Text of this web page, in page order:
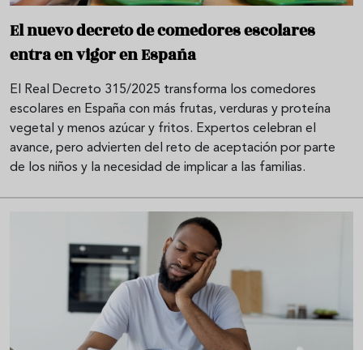
El nuevo decreto de comedores escolares
entra en vigor en España
El Real Decreto 315/2025 transforma los comedores
escolares en España con más frutas, verduras y proteína
vegetal y menos azúcar y fritos. Expertos celebran el
avance, pero advierten del reto de aceptación por parte
de los niños y la necesidad de implicar a las familias.